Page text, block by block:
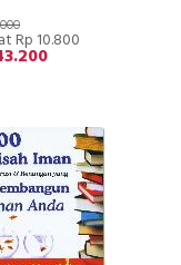
Rp 10.800